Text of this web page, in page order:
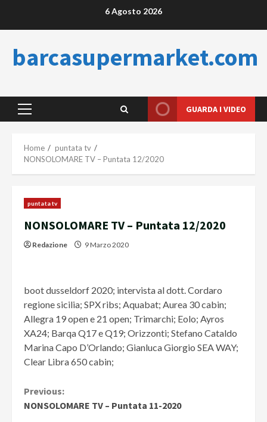
6 Agosto 2026
barcasupermarket.com
Primary
GUARDA I VIDEO
Home
puntata tv
NONSOLOMARE TV – Puntata 12/2020
puntata tv
NONSOLOMARE TV – Puntata 12/2020
Redazione 9 Marzo 2020
boot dusseldorf 2020; intervista al dott. Cordaro
regione sicilia; SPX ribs; Aquabat; Aurea 30 cabin;
Allegra 19 open e 21 open; Trimarchi; Eolo; Ayros
XA24; Barqa Q17 e Q19; Orizzonti; Stefano Cataldo
Marina Capo D’Orlando; Gianluca Giorgio SEA WAY;
Clear Libra 650 cabin;
Continue
Previous:
NONSOLOMARE TV – Puntata 11-2020